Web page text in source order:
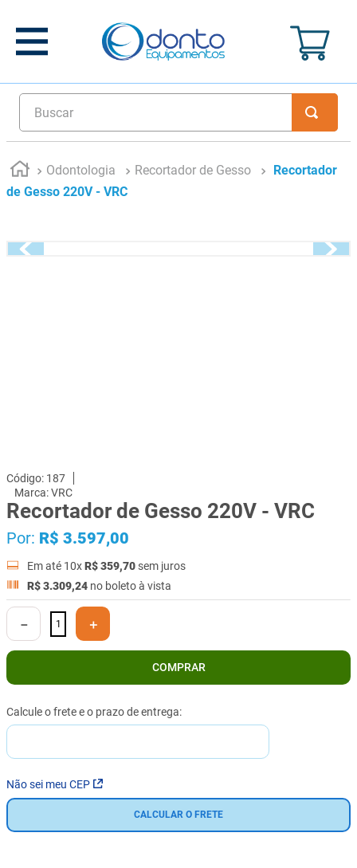
Buscar
Odontologia Recortador de Gesso
Recortador
de Gesso 220V - VRC
187
VRC
Recortador de Gesso 220V - VRC
Por: R$ 3.597,00
Em até 10xR$359,70 sem juros
R$3.309,24 no boleto à vista
＋
－
COMPRAR
Não sei meu CEP
CALCULAR O FRETE